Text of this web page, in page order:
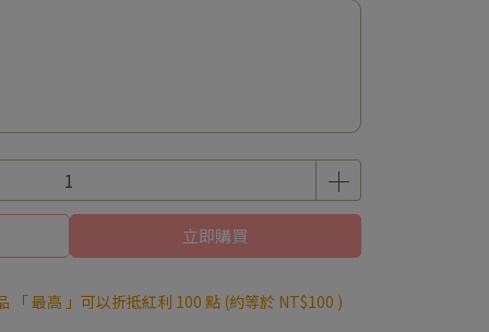
立即購買
「 最高 」可以折抵紅利 100 點 (約等於 NT$100 )